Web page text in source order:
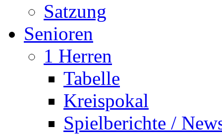
Satzung
Senioren
1 Herren
Tabelle
Kreispokal
Spielberichte /